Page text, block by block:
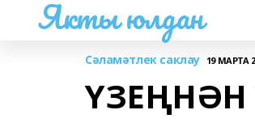
Якты юлдан
Сәламәтлек саклау 19 МАРТА
ҮЗЕҢНӘН